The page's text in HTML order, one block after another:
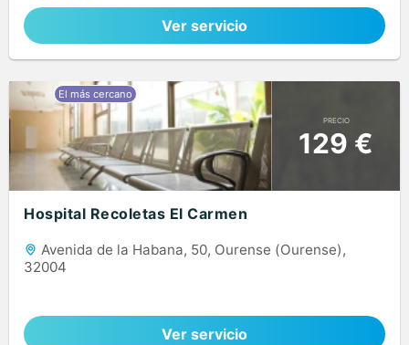
Ver servicio
PRECIO
129 €
Hospital Recoletas El Carmen
Avenida de la Habana, 50, Ourense (Ourense),
32004
Ver servicio